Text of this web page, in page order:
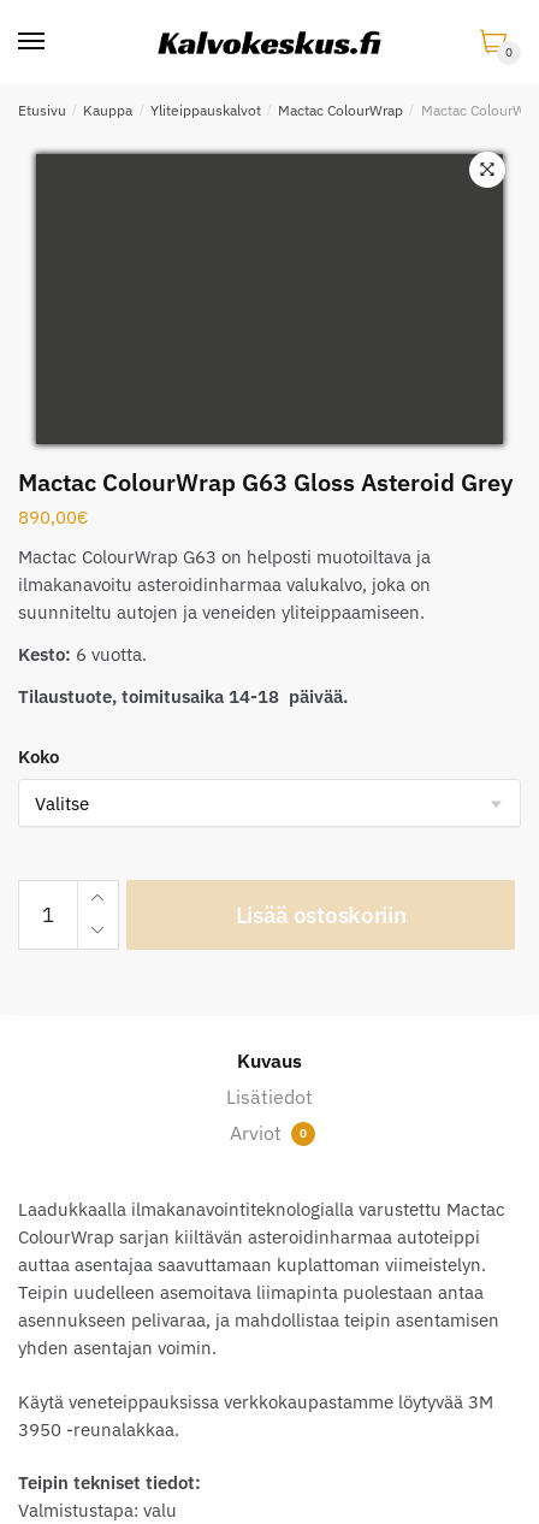
0
Etusivu / Kauppa / Yliteippauskalvot / Mactac ColourWrap / Mactac
Mactac ColourWrap G63 Gloss Asteroid Grey
890,00€
Mactac ColourWrap G63 on helposti muotoiltava ja
ilmakanavoitu asteroidinharmaa valukalvo, joka on
suunniteltu autojen ja veneiden yliteippaamiseen.
Kesto: 6 vuotta.
Tilaustuote, toimitusaika 14-18 päivää.
Koko
ColourWrap
G63
Lisää ostoskoriin
Kuvaus
Lisätiedot
Arviot
0
Laadukkaalla ilmakanavointiteknologialla varustettu Mactac
ColourWrap sarjan kiiltävän asteroidinharmaa autoteippi
auttaa asentajaa saavuttamaan kuplattoman viimeistelyn.
Teipin uudelleen asemoitava liimapinta puolestaan antaa
asennukseen pelivaraa, ja mahdollistaa teipin asentamisen
yhden asentajan voimin.
Käytä veneteippauksissa verkkokaupastamme löytyvää 3M
3950 -reunalakkaa.
Teipin tekniset tiedot:
Valmistustapa: valu